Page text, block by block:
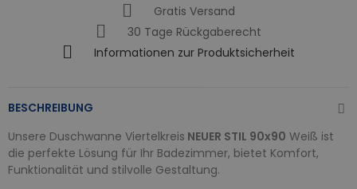
Gratis Versand
30 Tage Rückgaberecht
Informationen zur Produktsicherheit
BESCHREIBUNG
Unsere Duschwanne Viertelkreis NEUER STIL 90x90 Weiß ist
die perfekte Lösung für Ihr Badezimmer, bietet Komfort,
Funktionalität und stilvolle Gestaltung.